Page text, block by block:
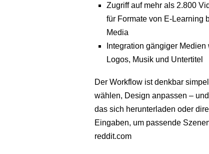
Zugriff auf mehr als 2.800
für Formate von E-Learning
Media
Integration gängiger Medien
Logos, Musik und Untertitel
Der Workflow ist denkbar
wählen, Design anpassen –
das sich herunterladen oder
Eingaben, um passende
reddit.com